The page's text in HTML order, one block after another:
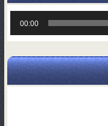
00:00